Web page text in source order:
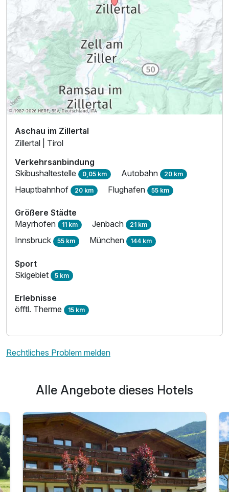
Aschau im Zillertal
Zillertal | Tirol
Verkehrsanbindung
Skibushaltestelle 0,05 km Autobahn 20 km
Hauptbahnhof 20 km Flughafen 55 km
Größere Städte
Mayrhofen 11 km Jenbach 21 km
Innsbruck 55 km München 144 km
Sport
Skigebiet 5 km
Erlebnisse
öfftl. Therme 15 km
Rechtliches Problem melden
Alle Angebote dieses Hotels